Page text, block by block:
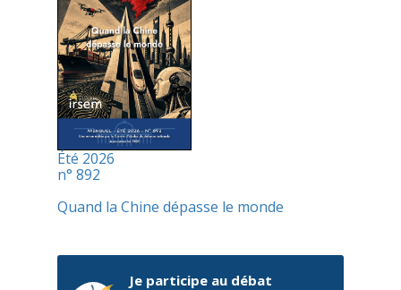
Été 2026
n° 892
Quand la Chine dépasse le monde
Je participe au débat